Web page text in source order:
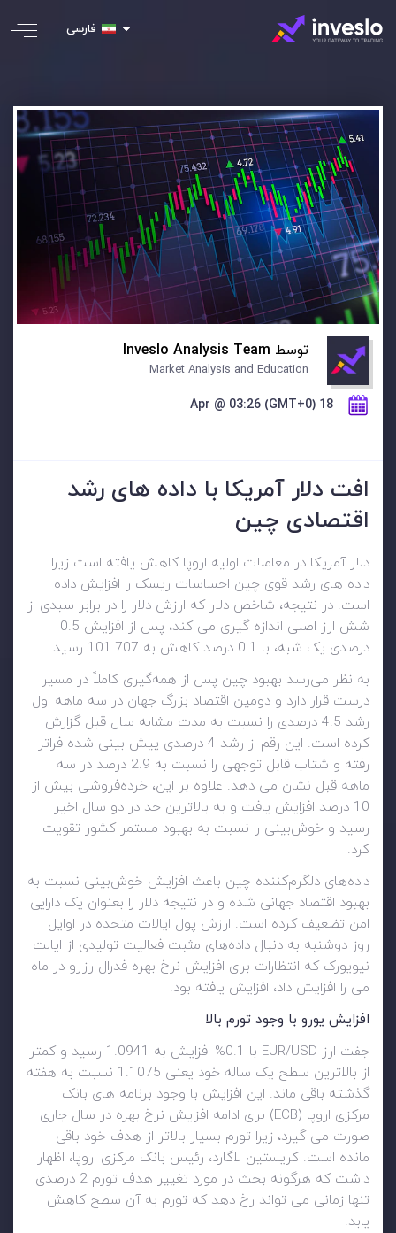
فارسی
توسط Inveslo Analysis Team
Market Analysis and Education
18 Apr @ 03:26 (GMT+0)
افت دلار آمریکا با داده های رشد
اقتصادی چین
دلار آمریکا در معاملات اولیه اروپا کاهش یافته است زیرا
داده های رشد قوی چین احساسات ریسک را افزایش داده
است. در نتیجه، شاخص دلار که ارزش دلار را در برابر سبدی از
شش ارز اصلی اندازه گیری می کند، پس از افزایش 0.5
درصدی یک شبه، با 0.1 درصد کاهش به 101.707 رسید.
به نظر می‌رسد بهبود چین پس از همه‌گیری کاملاً در مسیر
درست قرار دارد و دومین اقتصاد بزرگ جهان در سه ماهه اول
رشد 4.5 درصدی را نسبت به مدت مشابه سال قبل گزارش
کرده است. این رقم از رشد 4 درصدی پیش بینی شده فراتر
رفته و شتاب قابل توجهی را نسبت به 2.9 درصد در سه
ماهه قبل نشان می دهد. علاوه بر این، خرده‌فروشی بیش از
10 درصد افزایش یافت و به بالاترین حد در دو سال اخیر
رسید و خوش‌بینی را نسبت به بهبود مستمر کشور تقویت
کرد.
داده‌های دلگرم‌کننده چین باعث افزایش خوش‌بینی نسبت به
بهبود اقتصاد جهانی شده و در نتیجه دلار را بعنوان یک دارایی
امن تضعیف کرده است. ارزش پول ایالات متحده در اوایل
روز دوشنبه به دنبال داده‌های مثبت فعالیت تولیدی از ایالت
نیویورک که انتظارات برای افزایش نرخ بهره فدرال رزرو در ماه
می را افزایش داد، افزایش یافته بود.
افزایش یورو با وجود تورم بالا
جفت ارز EUR/USD با 0.1% افزایش به 1.0941 رسید و کمتر
از بالاترین سطح یک ساله خود یعنی 1.1075 نسبت به هفته
گذشته باقی ماند. این افزایش با وجود برنامه های بانک
مرکزی اروپا (ECB) برای ادامه افزایش نرخ بهره در سال جاری
صورت می گیرد، زیرا تورم بسیار بالاتر از هدف خود باقی
مانده است. کریستین لاگارد، رئیس بانک مرکزی اروپا، اظهار
داشت که هرگونه بحث در مورد تغییر هدف تورم 2 درصدی
تنها زمانی می تواند رخ دهد که تورم به آن سطح کاهش
یابد.